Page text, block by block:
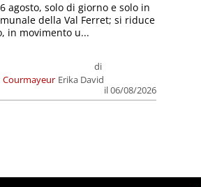
Courmayeur
di
Erika David
il 06/08/2026
agosto, solo di giorno e solo in
della Val Ferret; si riduce
in movimento u...